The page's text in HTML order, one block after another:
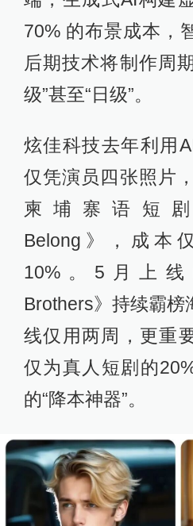
70% 的布景成本，
后期技术将制作周
级”甚至“日级”。
炫佳科技去年利用
仅凭演员四张照片
柬埔寨语短剧
Belong》，成本
10%。5月上
Brothers》持续霸榜
线仅用两周，更重
仅为真人短剧的
的“降本神器”。